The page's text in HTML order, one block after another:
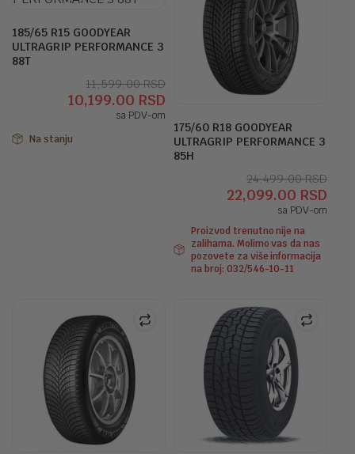
185/65 R15 GOODYEAR
ULTRAGRIP PERFORMANCE 3
88T
11,599.00RSDOriginalna
cena
je
bila:
11,599.00 RSD.
10,199.00 RSD
Trenutna
cena
je:
10,199.00 RSD.
sa PDV-om
Na stanju
175/60 R18 GOODYEAR
ULTRAGRIP PERFORMANCE 3
85H
24,499.00RSD
je
22,099.00 RSD
je:
sa PDV-om
Proizvod trenutno nije na
zalihama. Molimo vas da nas
pozovete za više informacija
na broj: 032/546-10-11